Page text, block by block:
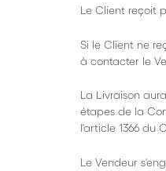
Le Client reçoit
Si le Client ne
à contacter le
La Livraison
étapes de la
l'article 1366 du
Le Vendeur